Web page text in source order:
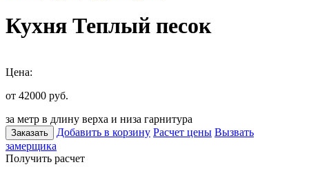
Кухня Теплый песок
Цена:
от 42000 руб.
за метр в длину верха и низа гарнитура
Заказать Добавить в корзину Расчет цены Вызвать
замерщика
Получить расчет